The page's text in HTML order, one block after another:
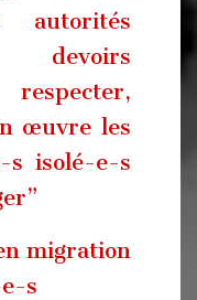
autorités
devoirs
œuvre les
s isolé-e-s
migration
s